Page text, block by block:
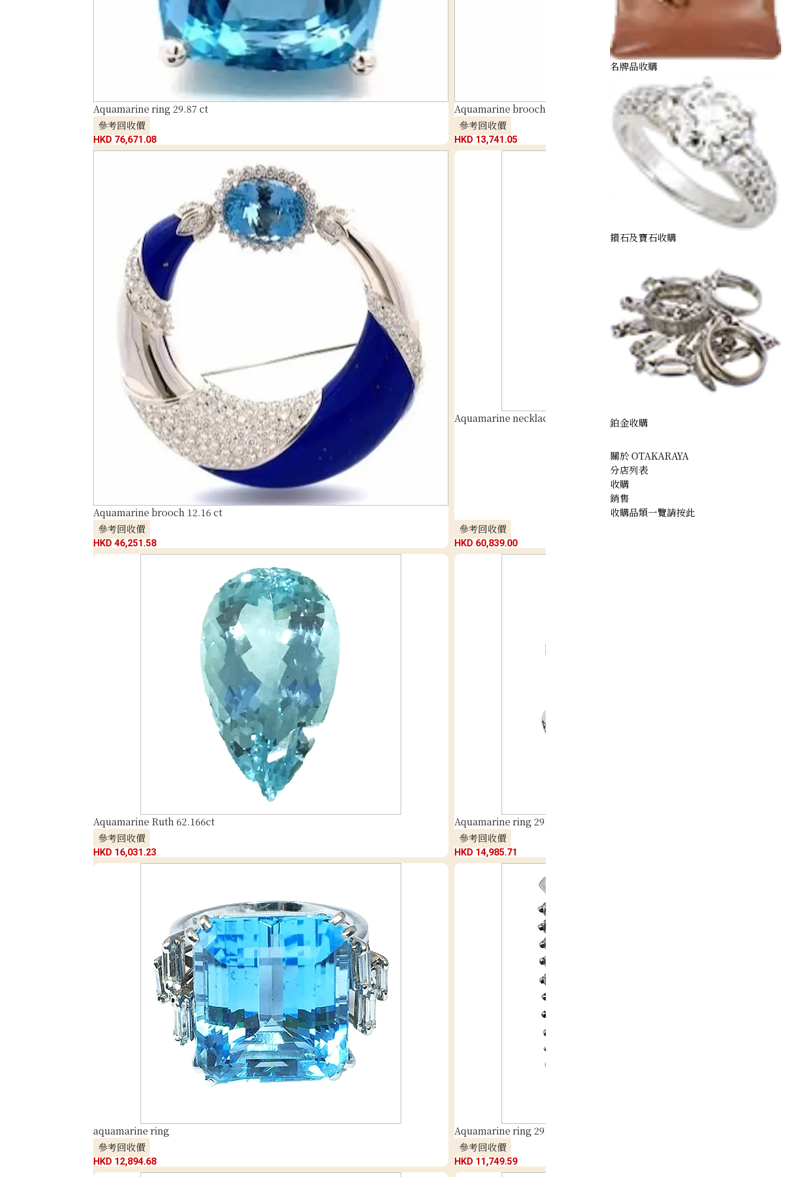
Aquamarine ring 29.87 ct
參考回收價
HKD 76,671.08
Aquamarine brooch 0.81 ct
參考回收價
HKD 13,741.05
Aquamarine brooch 12.16 ct
參考回收價
HKD 46,251.58
Aquamarine necklace 122.5ct
參考回收價
HKD 60,839.00
Aquamarine Ruth 62.166ct
參考回收價
HKD 16,031.23
Aquamarine ring 29.56ct
參考回收價
HKD 14,985.71
aquamarine ring
參考回收價
HKD 12,894.68
Aquamarine ring 29.22ct
參考回收價
HKD 11,749.59
名牌品收購
鑽石及寶石收購
鉑金收購
關於 OTAKARAYA
分店列表
收購
銷售
收購品類一覽請按此